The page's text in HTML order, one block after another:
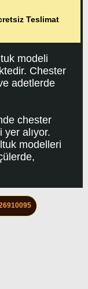
Teslimat
modeli
Chester
adetlerde
chester
yer alıyor.
modelleri